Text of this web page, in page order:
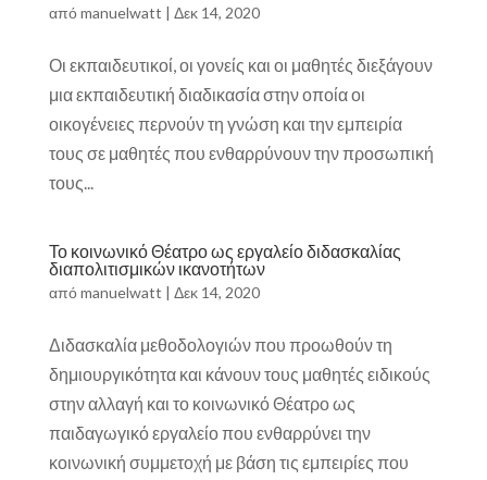
απόmanuelwatt | Δεκ 14, 2020
Οι εκπαιδευτικοί, οι γονείς και οι μαθητές διεξάγουν
μια εκπαιδευτική διαδικασία στην οποία οι
οικογένειες περνούν τη γνώση και την εμπειρία
τους σε μαθητές που ενθαρρύνουν την προσωπική
τους...
Το κοινωνικό Θέατρο ως εργαλείο διδασκαλίας
διαπολιτισμικών ικανοτήτων
απόmanuelwatt | Δεκ 14, 2020
Διδασκαλία μεθοδολογιών που προωθούν τη
δημιουργικότητα και κάνουν τους μαθητές ειδικούς
στην αλλαγή και το κοινωνικό Θέατρο ως
παιδαγωγικό εργαλείο που ενθαρρύνει την
κοινωνική συμμετοχή με βάση τις εμπειρίες που